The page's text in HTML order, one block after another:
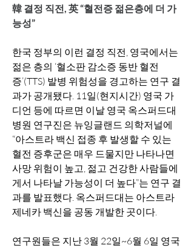
韓 결정 직전, 英 “혈전증 젊은층에 더 가
능성”
한국 정부의 이런 결정 직전, 영국에서는
젊은 층의 ‘혈소판 감소증 동반 혈전
증’(TTS) 발병 위험성을 경고하는 연구 결
과가 공개됐다. 11일(현지시간) 영국 가
디언 등에 따르면 이날 영국 옥스퍼드대
병원 연구진은 뉴잉글랜드 의학저널에
“아스트라 백신 접종 후 발생할 수 있는
혈전 증후군은 매우 드물지만 나타나면
사망 위험이 높고, 젊고 건강한 사람들에
게서 나타날 가능성이 더 높다”는 연구 결
과를 발표했다. 옥스퍼드대는 아스트라
제네카 백신을 공동 개발한 곳이다.
연구원들은 지난 3월 22일~6월 6일 영국